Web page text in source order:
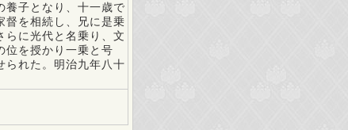
養子となり、十一歳で
督を相続し、兄に是乗
らに光代と名乗り、文
位を授かり一乗と号
られた。明治九年八十